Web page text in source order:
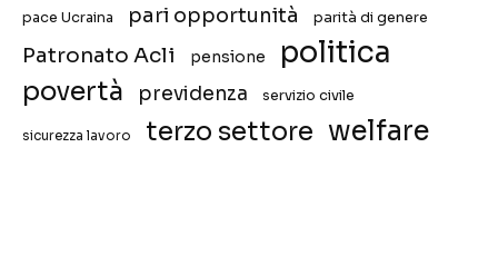
pace Ucraina pari opportunità parità di genere
Patronato Acli pensione politica
povertà previdenza servizio civile
sicurezza lavoro terzo settore welfare